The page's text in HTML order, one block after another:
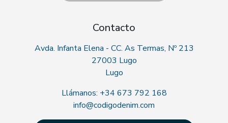
Contacto
Avda. Infanta Elena - CC. As Termas, Nº 213
27003 Lugo
Lugo
Llámanos: +34 673 792 168
info@codigodenim.com